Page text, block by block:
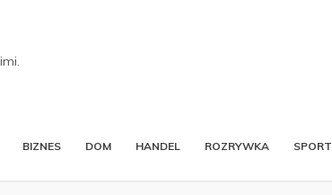
BIZNES DOM HANDEL ROZRYWKA SPORT